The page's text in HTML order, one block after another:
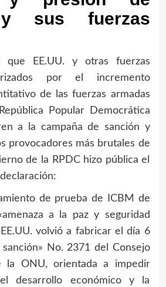
y sus fuerzas
que EE.UU. y otras fuerzas
por el incremento
de las fuerzas armadas
Popular Democrática
a la campaña de sanción y
provocadores más brutales de
de la RPDC hizo pública el
de prueba de ICBM de
a la paz y seguridad
volvió a fabricar el día 6
sanción» No. 2371 del Consejo
la ONU, orientada a impedir
desarrollo económico y la